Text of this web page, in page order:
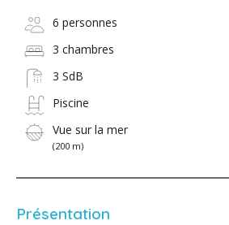
6 personnes
3 chambres
3 SdB
Piscine
Vue sur la mer
(200 m)
Présentation